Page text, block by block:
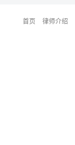
首页 律师介绍